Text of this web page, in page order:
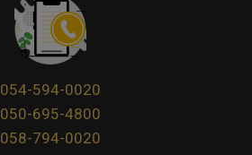
054-594-0020
050-695-4800
058-794-0020